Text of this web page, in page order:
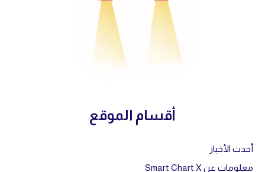
أقسام الموقع
أحدث الأخبار
معلومات عن Smart Chart X